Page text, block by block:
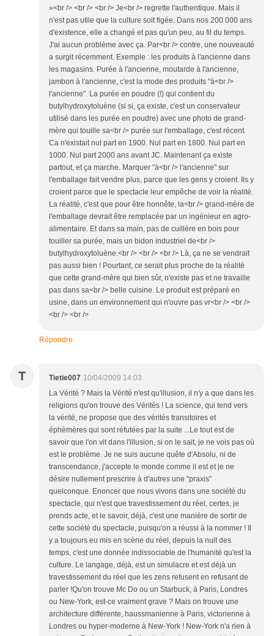
»<br /> <br /> <br /> Je<br /> regrette l'authentique. Mais il
n'est pas utile que la culture soit figée. Dans nos 200 000 ans
d'existence, elle a changé et pas qu'un peu, au fil du temps.
J'ai aucun problème avec ça. Par<br /> contre, une nouveauté
a surgit récemment. Exemple : les produits à l'ancienne dans
les magasins. Purée à l'ancienne, moutarde à l'ancienne,
jambon à l'ancienne, c'est la mode des produits "à<br />
l'ancienne". La purée en poudre (!) qui contient du
butylhydroxytoluène (si si, ça existe, c'est un conservateur
utilisé dans les purée en poudre) avec une photo de grand-
mère qui touille sa<br /> purée sur l'emballage, c'est récent.
Ca n'existait nul part en 1900. Nul part en 1800. Nul part en
1000. Nul part 2000 ans avant JC. Maintenant ça existe
partout, et ça marche. Marquer "à<br /> l'ancienne" sur
l'emballage fait vendre plus, parce que les gens y croient. Ils y
croient parce que le spectacle leur empêche de voir la réalité.
La réalité, c'est que pour être honnête, la<br /> grand-mère de
l'emballage devrait être remplacée par un ingénieur en agro-
alimentaire. Et dans sa main, pas de cuillère en bois pour
touiller sa purée, mais un bidon industriel de<br />
butylhydroxytoluène.<br /> <br /> <br /> Là, ça ne se vendrait
pas aussi bien ! Pourtant, ce serait plus proche de la réalité
que cette grand-mère qui bien sûr, n'existe pas et ne travaille
pas dans sa<br /> belle cuisine. Le produit est préparé en
usine, dans un environnement qui n'ouvre pas vr<br /> <br />
<br /> <br />
Répondre
T Tietie007 10/04/2009 14:03
La Vérité ? Mais la Vérité n'est qu'illusion, il n'y a que dans les
religions qu'on trouve des Vérités ! La science, qui tend vers
la vérité, ne propose que des vérités transitoires et
éphèmères qui sont réfutées par la suite ...Le tout est de
savoir que l'on vit dans l'illusion, si on le sait, je ne vois pas où
est le problème. Je ne suis aucune quête d'Absolu, ni de
transcendance, j'accepte le monde comme il est et je ne
désire nullement prescrire à d'autres une "praxis"
quelconque. Enoncer que nous vivons dans une société du
spectacle, qui n'est que travestissement du réel, certes, je
prends acte, et le savoir, déjà, c'est une manière de sortir de
cette société du spectacle, puisqu'on a réussi à la nommer ! Il
y a toujours eu mis en scène du réel, depuis la nuit des
temps, c'est une donnée indissociable de l'humanité qu'est la
culture. Le langage, déjà, est un simulacre et est déjà un
travestissement du réel que les zens refusent en refusant de
parler !Qu'on trouve Mc Do ou un Starbuck, à Paris, Londres
ou New-York, est-ce vraiment grave ? Mais on trouve une
architecture différente, haussmanienne à Paris, victorienne à
Londres ou hyper-moderne à New-York ! New-York n'a rien à